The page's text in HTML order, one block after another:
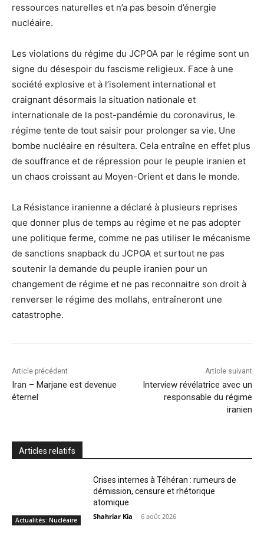
ressources naturelles et n’a pas besoin d’énergie
nucléaire.
Les violations du régime du JCPOA par le régime sont un
signe du désespoir du fascisme religieux. Face à une
société explosive et à l’isolement international et
craignant désormais la situation nationale et
internationale de la post-pandémie du coronavirus, le
régime tente de tout saisir pour prolonger sa vie. Une
bombe nucléaire en résultera. Cela entraîne en effet plus
de souffrance et de répression pour le peuple iranien et
un chaos croissant au Moyen-Orient et dans le monde.
La Résistance iranienne a déclaré à plusieurs reprises
que donner plus de temps au régime et ne pas adopter
une politique ferme, comme ne pas utiliser le mécanisme
de sanctions snapback du JCPOA et surtout ne pas
soutenir la demande du peuple iranien pour un
changement de régime et ne pas reconnaitre son droit à
renverser le régime des mollahs, entraîneront une
catastrophe.
Article précédent
Iran – Marjane est devenue
éternel
Article suivant
Interview révélatrice avec un
responsable du régime
iranien
Articles relatifs
Actualités: Nucléaire
Crises internes à Téhéran : rumeurs de
démission, censure et rhétorique
atomique
Shahriar Kia - 6 août 2026